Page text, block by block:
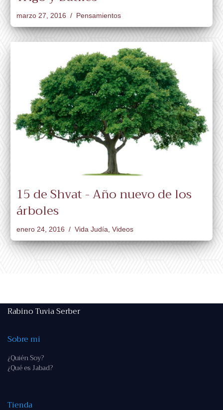
marzo 27, 2016 Pensamientos
15 de Shvat - Año nuevo de los
árboles
enero 24, 2016 Vida Judía, Videos
Rabino Tuvia Serber
Sobre mi
¿Quién Soy?
¿Qué es Jabad?
Tienda